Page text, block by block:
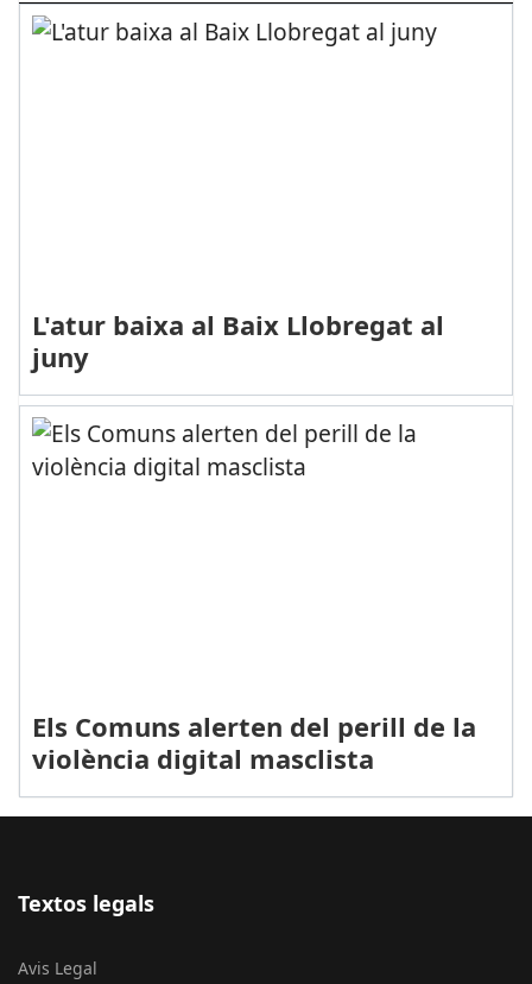
L'atur baixa al Baix Llobregat al
juny
Els Comuns alerten del perill de la
violència digital masclista
Textos legals
Avis Legal